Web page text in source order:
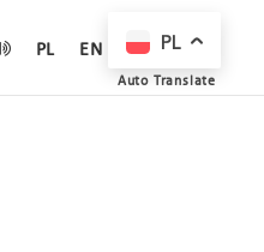
PL EN PL
Auto Translate